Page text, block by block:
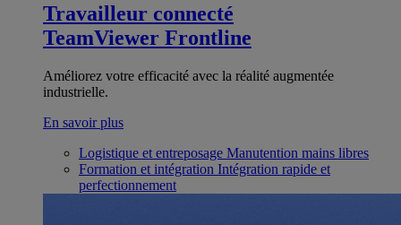
Travailleur connecté
TeamViewer Frontline
Améliorez votre efficacité avec la réalité augmentée
industrielle.
En savoir plus
Logistique et entreposage Manutention mains libres
Formation et intégration Intégration rapide et
perfectionnement